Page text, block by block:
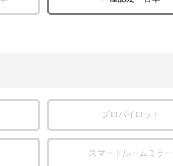
プロパイロット
スマートルームミラー